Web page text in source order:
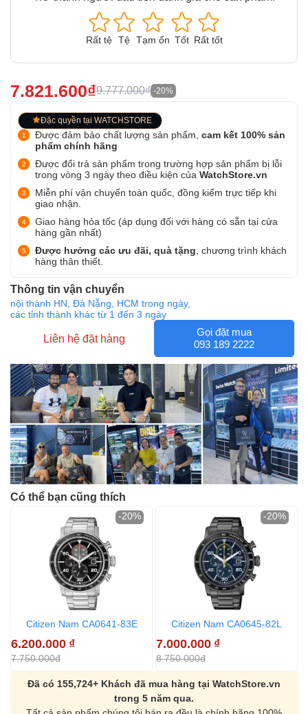
Rất tệ Tệ Tạm ổn Tốt Rất tốt
7.821.600₫9.777.000₫ -20%
Đặc quyền tại WATCHSTORE
Được đảm bảo chất lượng sản phẩm, cam kết 100% sản
phẩm chính hãng
Được đổi trả sản phẩm trong trường hợp sản phẩm bị lỗi
trong vòng 3 ngày theo điều kiện của WatchStore.vn
Miễn phí vận chuyển toàn quốc, đồng kiểm trực tiếp khi
giao nhận.
Giao hàng hỏa tốc (áp dụng đối với hàng có sẵn tại cửa
hàng gần nhất)
Được hưởng các ưu đãi, quà tặng , chương trình khách
hàng thân thiết.
Thông tin vận chuyển
nội thành HN, Đà Nẵng, HCM trong ngày,
các tỉnh thành khác từ 1 đến 3 ngày
Liên hệ đặt hàng
Gọi đặt mua
093 189 2222
Có thể bạn cũng thích
Citizen Nam CA0641-83E
6.200.000 ₫
7.750.000đ
-20%
Citizen Nam CA0645-82L
7.000.000 ₫
8.750.000đ
-20%
Đã có 155,724+ Khách đã mua hàng tại WatchStore.vn
trong 5 năm qua.